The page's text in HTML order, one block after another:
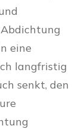
eine
langfristig
senkt, den